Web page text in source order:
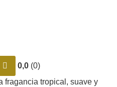
0,0 (0)
fragancia tropical, suave y